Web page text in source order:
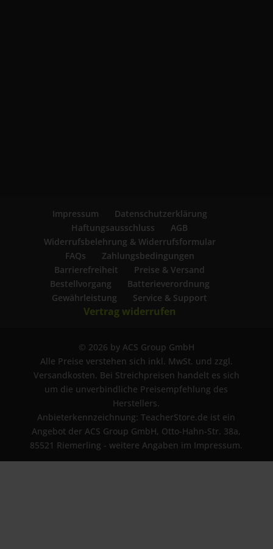
Impressum
Datenschutzerklärung
Haftungsausschluss
AGB
Widerrufsbelehrung & Widerrufsformular
FAQs
Zahlungsbedingungen
Barrierefreiheit
Preise & Versand
Bestellvorgang
Batterieverordnung
Gewährleistung
Service & Support
Vertrag widerrufen
© 2026 by ACS Group GmbH
Alle Preise verstehen sich inkl. MwSt. und zzgl.
Versandkosten. Bei Streichpreisen handelt es sich
um die unverbindliche Preisempfehlung des
Herstellers.
Anbieterkennzeichnung: TeacherStore.de ist ein
Angebot der ACS Group GmbH, Otto-Hahn-Str. 38a,
85521 Riemerling - weitere Angaben im Impressum.